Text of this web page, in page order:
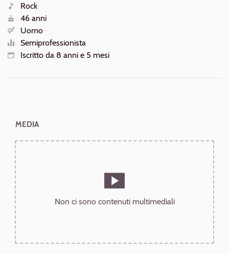
Luogo
Generi
Rock
Età
46 anni
Sesso
Uomo
Livello
Semiprofessionista
Iscritto da 8 anni e 5 mesi
MEDIA
Non ci sono contenuti multimediali